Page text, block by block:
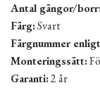
Antal gängor/
Färg:Svart
Färgnummer
Monteringssätt:
Garanti:2 år